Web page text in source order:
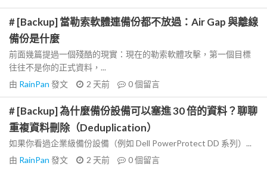
# [Backup] 當勒索軟體連備份都不放過：Air Gap 與離線
備份是什麼
前面幾篇提過一個殘酷的現實：現在的勒索軟體攻擊，第一個目標
往往不是你的正式資料，...
由 RainPan 發文 2 天前 0個留言
# [Backup] 為什麼備份設備可以塞進 30 倍的資料？聊聊
重複資料刪除（Deduplication）
如果你看過企業級備份設備（例如 Dell PowerProtect DD 系列）...
由 RainPan 發文 2 天前 0個留言